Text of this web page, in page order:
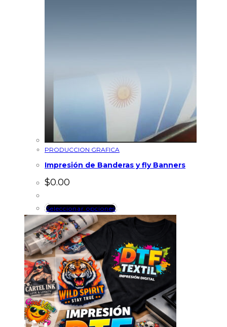
PRODUCCION GRAFICA
Impresión de Banderas y fly Banners
$0.00
Seleccionar opciones